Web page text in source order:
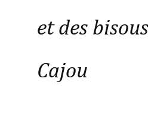
et des
Cajou